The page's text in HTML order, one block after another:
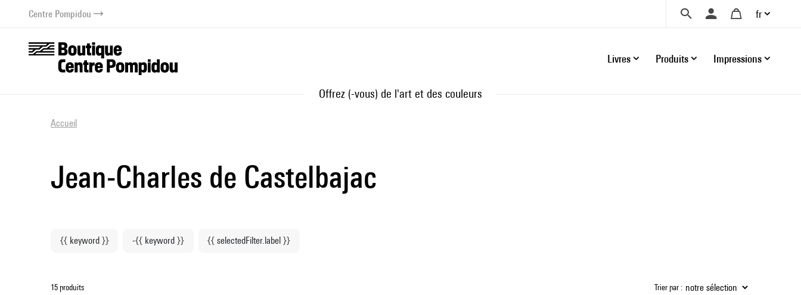
contenuCentre Pompidou fr
Livres Produits Impressions
Offrez (-vous) de l'art et des couleurs
Accueil
Jean-Charles de Castelbajac
{{ keyword }} -{{ keyword }} {{ selectedFilter.label }}
15 produits Trier par :